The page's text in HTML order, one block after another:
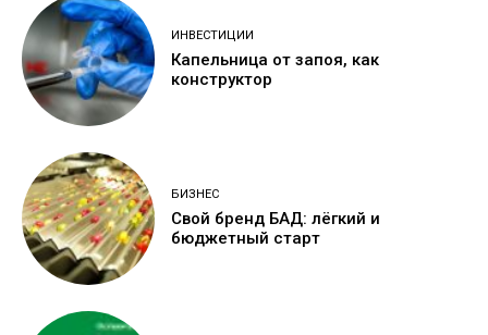
ИНВЕСТИЦИИ
Капельница от запоя, как
конструктор
БИЗНЕС
Свой бренд БАД: лёгкий и
бюджетный старт